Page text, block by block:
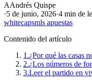
AAndrés Quispe
·5 de junio, 2026·4 min de
whitecapsmls apuestas
Contenido del artículo
1.¿Por qué las casas
2.¿Los números de
3.Leer el partido en